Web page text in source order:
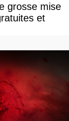
grosse mise
et